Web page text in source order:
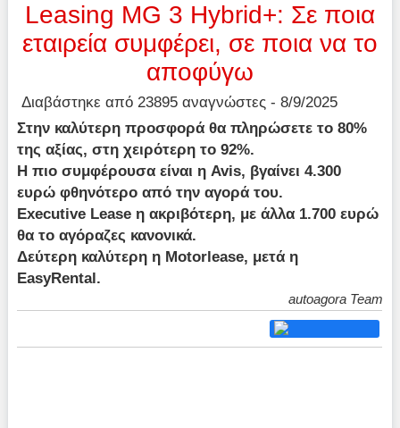
Leasing MG 3 Hybrid+: Σε ποια
εταιρεία συμφέρει, σε ποια να το
αποφύγω
Διαβάστηκε από 23895 αναγνώστες - 8/9/2025
Στην καλύτερη προσφορά θα πληρώσετε το 80%
της αξίας, στη χειρότερη το 92%.
Η πιο συμφέρουσα είναι η Avis, βγαίνει 4.300
ευρώ φθηνότερο από την αγορά του.
Executive Lease η ακριβότερη, με άλλα 1.700 ευρώ
θα το αγόραζες κανονικά.
Δεύτερη καλύτερη η Motorlease, μετά η
EasyRental.
autoagora Team